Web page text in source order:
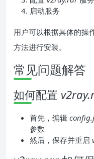
启动服务
用户可以根据具体的操
方法进行安装。
常见问题解答
如何配置
首先，编辑
参数
然后，保存并重启